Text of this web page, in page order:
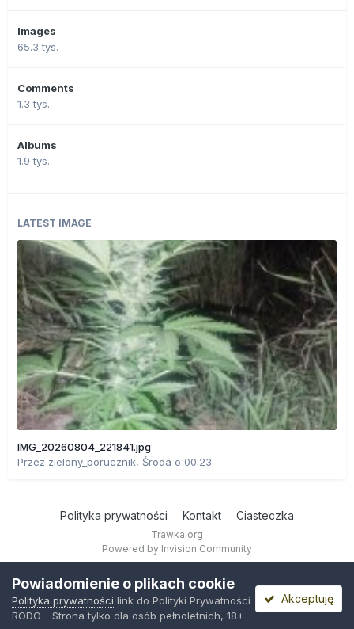
Images
65.3 tys.
Comments
1.3 tys.
Albums
1.9 tys.
LATEST IMAGE
IMG_20260804_221841.jpg
Przez zielony_porucznik, Środa o 00:23
Polityka prywatności Kontakt Ciasteczka
Trawka.org
Powered by Invision Community
Powiadomienie o plikach cookie
Polityka prywatności link do Polityki Prywatności
RODO - Strona tylko dla osób pełnoletnich, 18+
Akceptuję